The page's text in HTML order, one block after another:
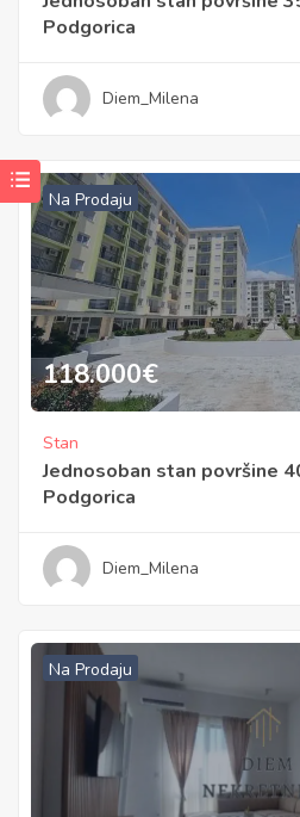
Podgorica
Diem_Milena
Na Prodaju
118.000€
Stan
Jednosoban stan površine
Podgorica
Diem_Milena
Na Prodaju